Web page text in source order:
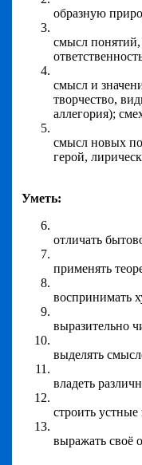
образную
смысл понятий,
смысл и
творчество,
аллегория);
смысл новых
герой,
Уметь:
отличать
применять
воспринимать
выразительно
выделять
владеть
строить
выражать своё